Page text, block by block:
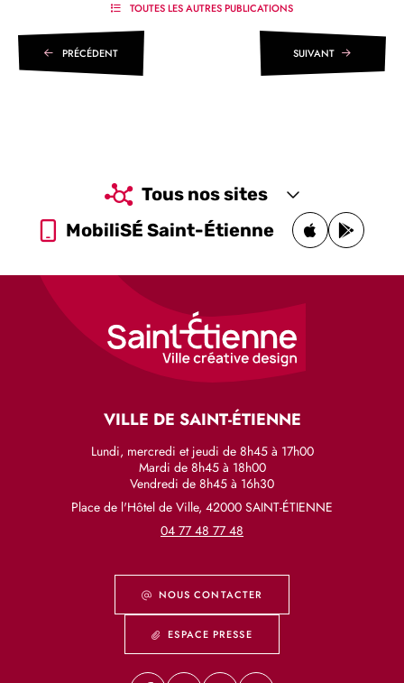
PRÉCÉDENT
TOUTES LES AUTRES PUBLICATIONS
SUIVANT
MobiliSÉ Saint-Étienne
Tous nos sites
VILLE DE SAINT-ÉTIENNE
Lundi, mercredi et jeudi de 8h45 à 17h00
Mardi de 8h45 à 18h00
Vendredi de 8h45 à 16h30
Place de l'Hôtel de Ville, 42000 SAINT-ÉTIENNE
04 77 48 77 48
NOUS CONTACTER
ESPACE PRESSE